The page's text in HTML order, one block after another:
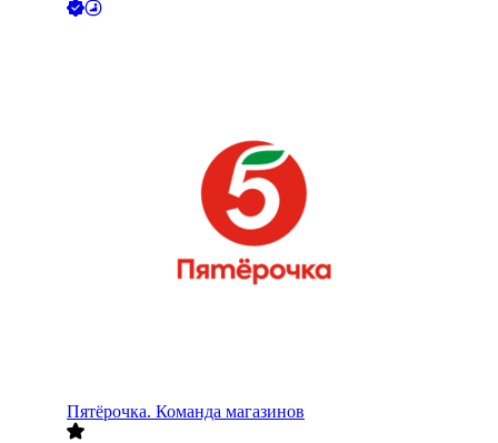
Пятёрочка. Команда магазинов